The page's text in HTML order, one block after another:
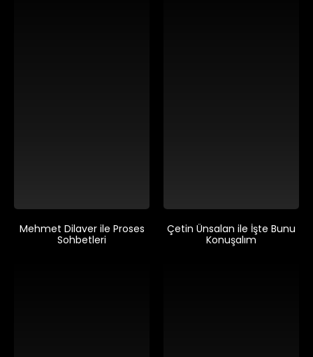
Mehmet Dilaver ile Proses
Sohbetleri
Çetin Ünsalan ile İşte Bunu
Konuşalım